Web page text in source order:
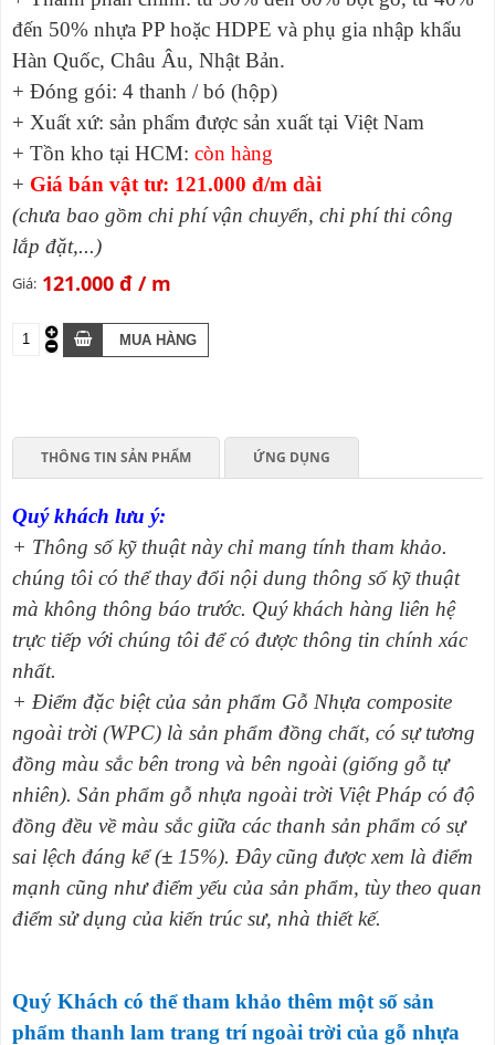
đến 50% nhựa PP hoặc HDPE và phụ gia nhập khẩu
Hàn Quốc, Châu Âu, Nhật Bản.
+ Đóng gói: 4 thanh / bó (hộp)
+ Xuất xứ: sản phẩm được sản xuất tại Việt Nam
+ Tồn kho tại HCM: còn hàng
+ Giá bán vật tư: 121.000 đ/m dài
(chưa bao gồm chi phí vận chuyển, chi phí thi công
lắp đặt,...)
Giá: 121.000 đ
THÔNG TIN SẢN PHẨM ỨNG DỤNG
Quý khách lưu ý:
+ Thông số kỹ thuật này chỉ mang tính tham khảo.
chúng tôi có thể thay đổi nội dung thông số kỹ thuật
mà không thông báo trước. Quý khách hàng liên hệ
trực tiếp với chúng tôi để có được thông tin chính xác
nhất.
+ Điểm đặc biệt của sản phẩm Gỗ Nhựa composite
ngoài trời (WPC) là sản phẩm đồng chất, có sự tương
đồng màu sắc bên trong và bên ngoài (giống gỗ tự
nhiên). Sản phẩm gỗ nhựa ngoài trời Việt Pháp có độ
đồng đều về màu sắc giữa các thanh sản phẩm có sự
sai lệch đáng kể (± 15%). Đây cũng được xem là điểm
mạnh cũng như điểm yếu của sản phẩm, tùy theo quan
điểm sử dụng của kiến trúc sư, nhà thiết kế.
Quý Khách có thể tham khảo thêm một số sản
phẩm thanh lam trang trí ngoài trời của gỗ nhựa